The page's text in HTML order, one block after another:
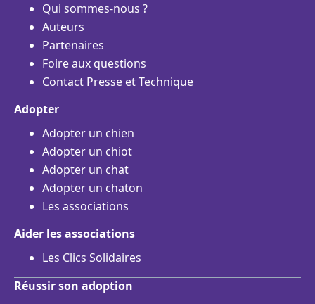
Qui sommes-nous ?
Auteurs
Partenaires
Foire aux questions
Contact Presse et Technique
Adopter
Adopter un chien
Adopter un chiot
Adopter un chat
Adopter un chaton
Les associations
Aider les associations
Les Clics Solidaires
Réussir son adoption